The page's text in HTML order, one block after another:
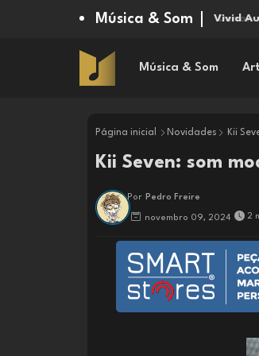
Música & Som Vivid
Música & Som
Página inicial Novidades Kii
Kii Seven: som
Por Pedro Freire
novembro 09, 2024 2